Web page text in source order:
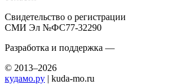
Свидетельство о регистрации
СМИ Эл №ФС77-32290
Разработка и поддержка —
© 2013–2026
кудамо.ру | kuda-mo.ru